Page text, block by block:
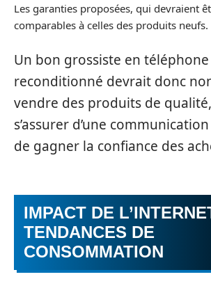
Les garanties proposées, qui devraient
comparables à celles des produits neufs.
Un bon grossiste en
reconditionné devrait donc
vendre des produits de
s’assurer d’une
de gagner la confiance des
IMPACT DE
TENDANCES DE
CONSOMMATION